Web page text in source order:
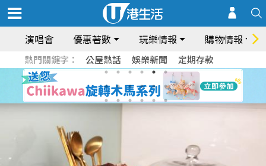
演唱會 優惠著數 玩樂情報 購物情報
熱門關鍵字： 公屋熱話 娛樂新聞 定期存款